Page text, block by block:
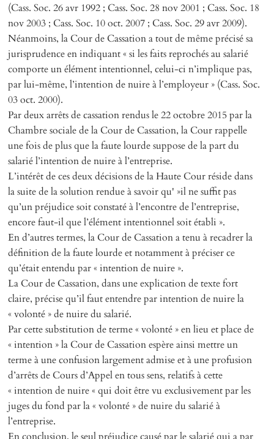
(Cass. Soc. 26 avr 1992 ; Cass. Soc. 28 nov 2001 ; Cass. Soc. 18
nov 2003 ; Cass. Soc. 10 oct. 2007 ; Cass. Soc. 29 avr 2009).
Néanmoins, la Cour de Cassation a tout de même précisé sa
jurisprudence en indiquant « si les faits reprochés au salarié
comporte un élément intentionnel, celui-ci n’implique pas,
par lui-même, l’intention de nuire à l’employeur » (Cass. Soc.
03 oct. 2000).
Par deux arrêts de cassation rendus le 22 octobre 2015 par la
Chambre sociale de la Cour de Cassation, la Cour rappelle
une fois de plus que la faute lourde suppose de la part du
salarié l’intention de nuire à l’entreprise.
L’intérêt de ces deux décisions de la Haute Cour réside dans
la suite de la solution rendue à savoir qu' »il ne suffit pas
qu’un préjudice soit constaté à l’encontre de l’entreprise,
encore faut-il que l’élément intentionnel soit établi ».
En d’autres termes, la Cour de Cassation a tenu à recadrer la
définition de la faute lourde et notamment à préciser ce
qu’était entendu par « intention de nuire ».
La Cour de Cassation, dans une explication de texte fort
claire, précise qu’il faut entendre par intention de nuire la
« volonté » de nuire du salarié.
Par cette substitution de terme « volonté » en lieu et place de
« intention » la Cour de Cassation espère ainsi mettre un
terme à une confusion largement admise et à une profusion
d’arrêts de Cours d’Appel en tous sens, relatifs à cette
« intention de nuire « qui doit être vu exclusivement par les
juges du fond par la « volonté » de nuire du salarié à
l’entreprise.